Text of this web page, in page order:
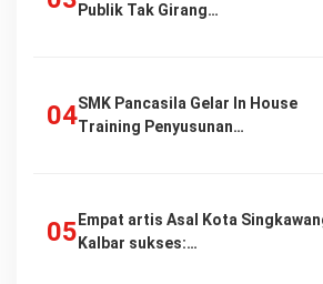
Publik Tak Girang…
SMK Pancasila Gelar In House
Training Penyusunan…
Empat artis Asal Kota
Kalbar sukses:…